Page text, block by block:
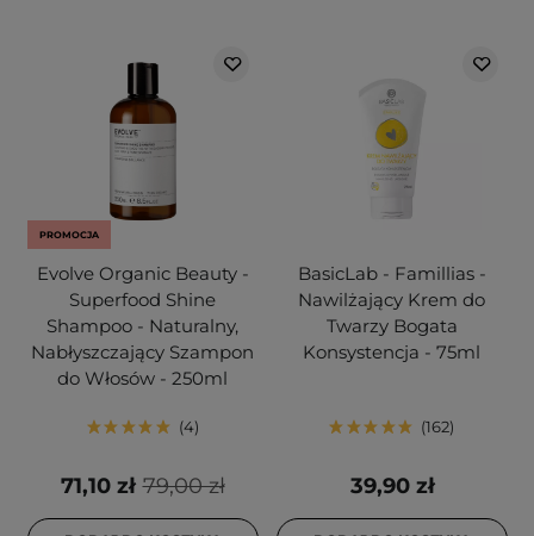
PROMOCJA
Evolve Organic Beauty -
Superfood Shine
Shampoo - Naturalny,
Nabłyszczający Szampon
do Włosów - 250ml
4
79,00 zł
71,10 zł
BasicLab - Famillias -
Nawilżający Krem do
Twarzy Bogata
Konsystencja - 75ml
162
39,90 zł